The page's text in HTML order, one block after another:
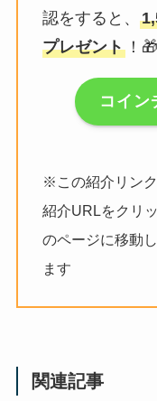
認をすると、
プレゼント！🎁
コイン
※この紹介リン
紹介URLをクリ
のページに移動
ます
関連記事